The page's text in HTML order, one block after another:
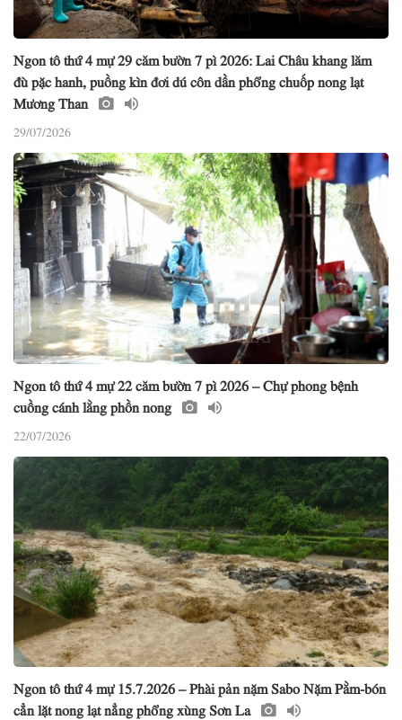
Ngon tô thứ 4 mự 29 căm bườn 7 pì 2026: Lai Châu khang lăm
đù pặc hanh, puồng kìn đơi dú côn dần phổng chuốp nong lạt
Mương Than
29/07/2026
Ngon tô thứ 4 mự 22 căm bườn 7 pì 2026 – Chự phong bệnh
cuồng cánh lằng phồn nong
22/07/2026
Ngon tô thứ 4 mự 15.7.2026 – Phài pản nặm Sabo Nặm Pằm-bón
cẳn lặt nong lạt nẳng phổng xùng Sơn La